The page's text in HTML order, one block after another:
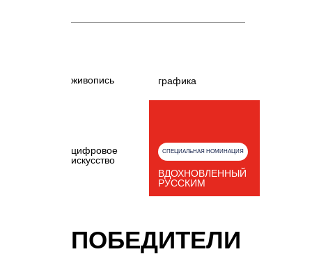
цифровое
искусство
живопись
СПЕЦИАЛЬНАЯ НОМИНАЦИЯ
ВДОХНОВЛЕННЫЙ
РУССКИМ
графика
ПОБЕДИТЕЛИ